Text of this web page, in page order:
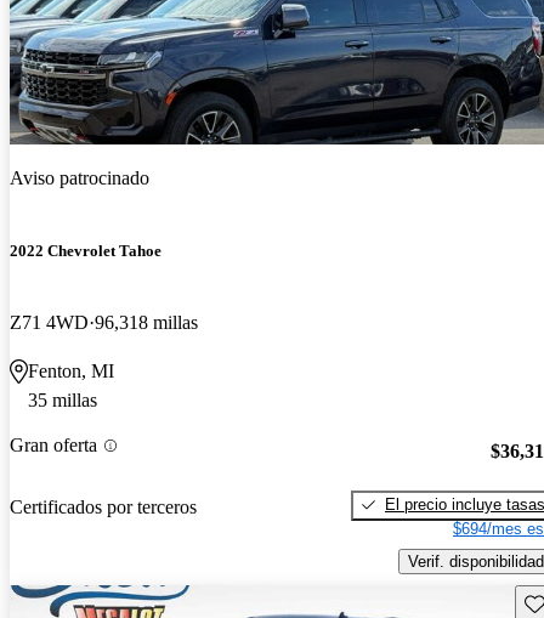
Aviso patrocinado
2022 Chevrolet Tahoe
Z71 4WD 96,318 millas
Fenton, MI
35 millas
Gran oferta
Certificados por terceros
El precio incluye tasas
$694/mes
Verif. disponibilidad